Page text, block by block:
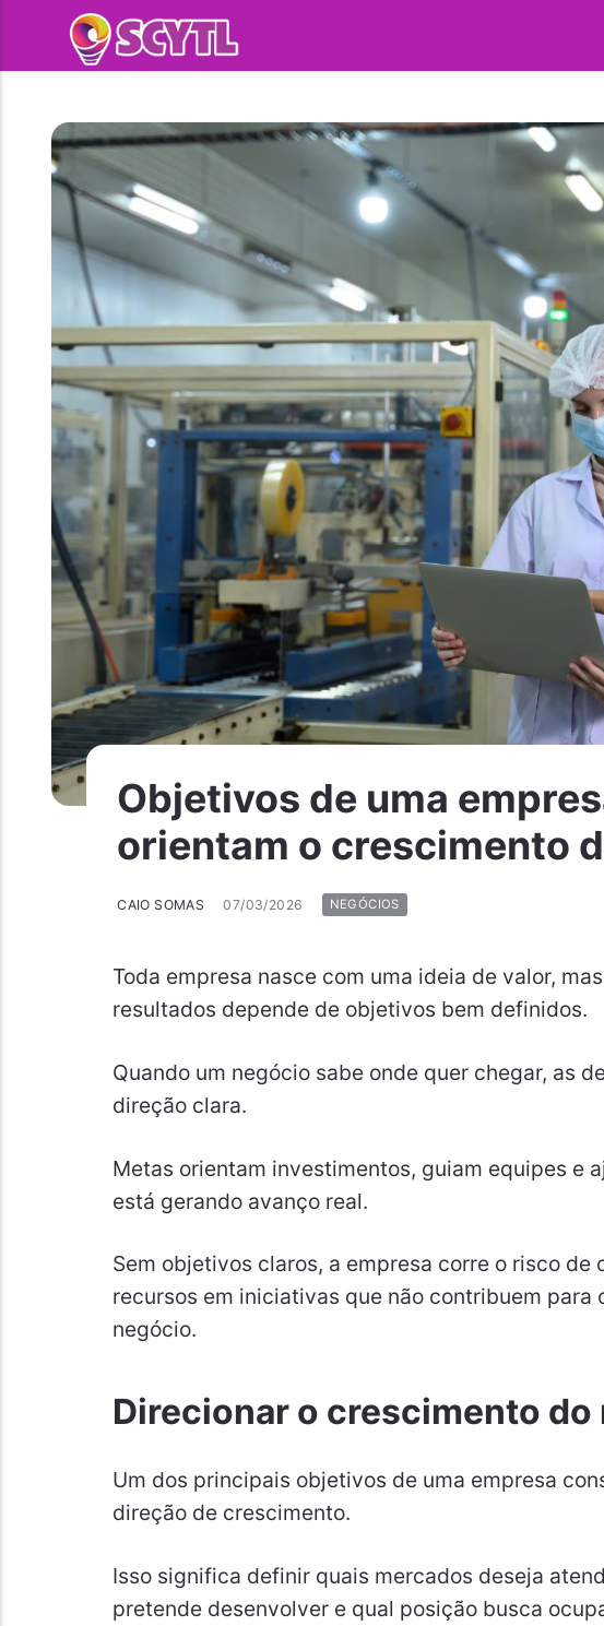
Objetivos de uma
orientam o crescimento
CAIO SOMAS 07/03/2026 NEGÓCIOS
Toda empresa nasce com uma ideia de valor,
resultados depende de objetivos bem definidos.
Quando um negócio sabe onde quer chegar, as
direção clara.
Metas orientam investimentos, guiam equipes e
está gerando avanço real.
Sem objetivos claros, a empresa corre o risco de
recursos em iniciativas que não contribuem para
negócio.
Direcionar o crescimento do
Um dos principais objetivos de uma empresa
direção de crescimento.
Isso significa definir quais mercados deseja
pretende desenvolver e qual posição busca